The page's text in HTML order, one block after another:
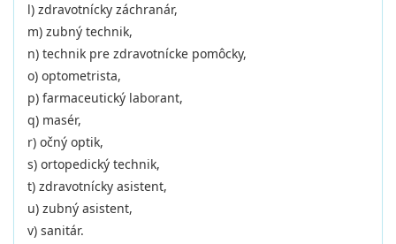
l) zdravotnícky záchranár,
m) zubný technik,
n) technik pre zdravotnícke pomôcky,
o) optometrista,
p) farmaceutický laborant,
q) masér,
r) očný optik,
s) ortopedický technik,
t) zdravotnícky asistent,
u) zubný asistent,
v) sanitár.